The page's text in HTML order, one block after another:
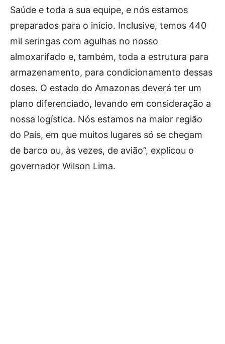
Saúde e toda a sua equipe, e nós estamos
preparados para o início. Inclusive, temos 440
mil seringas com agulhas no nosso
almoxarifado e, também, toda a estrutura para
armazenamento, para condicionamento dessas
doses. O estado do Amazonas deverá ter um
plano diferenciado, levando em consideração a
nossa logística. Nós estamos na maior região
do País, em que muitos lugares só se chegam
de barco ou, às vezes, de avião”, explicou o
governador Wilson Lima.